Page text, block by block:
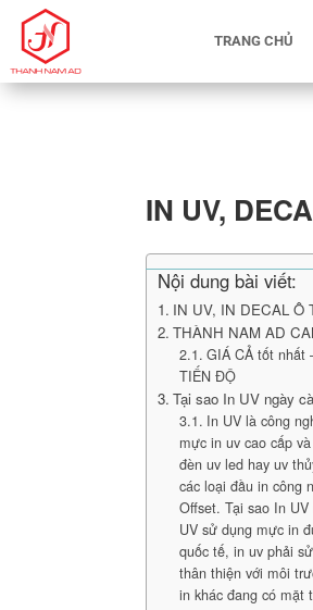
TRANG CHỦ
IN UV,
Nội dung bài viết:
IN UV, IN DECAL Ô
THÀNH NAM AD
GIÁ CẢ tốt nhất
TIẾN ĐỘ
Tại sao In UV ngày
In UV là công
mực in uv cao cấp
đèn uv led hay uv
các loại đầu in công
Offset. Tại sao In
UV sử dụng mực in
quốc tế, in uv phải
thân thiện với môi
in khác đang có mặt